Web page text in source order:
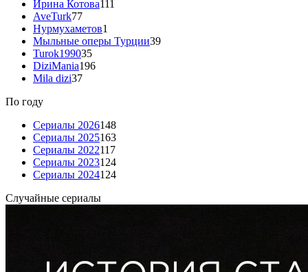
Ирина Котова111
AveTurk77
Нурмухаметов1
Мыльные оперы Турции39
Turok199035
DiziMania196
Mila dizi37
По году
Сериалы 2026148
Сериалы 2025163
Сериалы 2022117
Сериалы 2023124
Сериалы 2024124
Случайные сериалы